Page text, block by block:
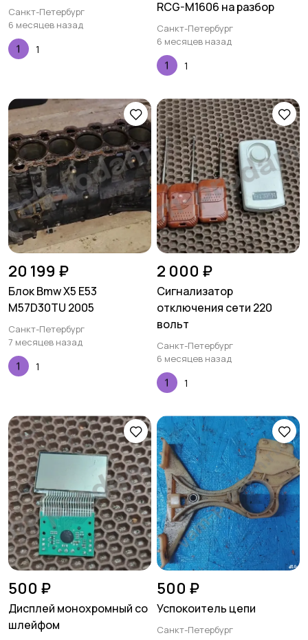
Санкт-Петербург
6 месяцев назад
1
RCG-M1606 на разбор
Санкт-Петербург
6 месяцев назад
1
20 199 ₽
Блок Bmw X5 E53
M57D30TU 2005
Санкт-Петербург
7 месяцев назад
1
2 000 ₽
Сигнализатор
отключения сети 220
вольт
Санкт-Петербург
6 месяцев назад
1
500 ₽
Дисплей монохромный со
шлейфом
500 ₽
Успокоитель цепи
Санкт-Петербург